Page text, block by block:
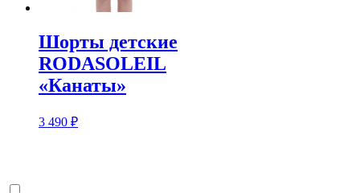
Шорты детские
RODASOLEIL
«Канаты»
3 490 ₽